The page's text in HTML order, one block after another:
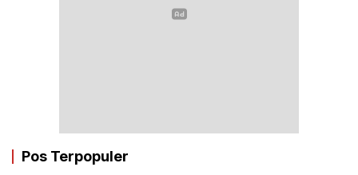
Pos Terpopuler